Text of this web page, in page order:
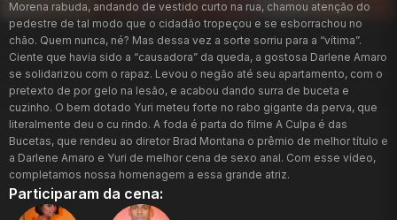
Morena rabuda, andando de vestido curto na rua, chamou atenção do
pedestre de tal modo que o cidadão tropeçou e se esborrachou no
chão. Quem nunca, né? Mas dessa vez a sorte sorriu para a “vítima”.
Ciente que havia sido a “causadora” da queda, a gostosa Darlene Amaro
se solidarizou com o rapaz. Levou o negão até seu apartamento, com o
pretexto de por gelo na lesão, e acabou dando surra de buceta e
cuzinho. O bem dotado Yuri meteu forte no rabo gigante da perva, que
literalmente deu o cu rindo. A foda é parta do filme A Culpa é das
Bucetas, que rendeu ao diretor Brad Montana o prêmio de melhor título e
a Darlene Amaro e Yuri de melhor cena de sexo anal. Com esse vídeo,
completamos nossa homenagem a essa grande atriz.
Participaram da cena: